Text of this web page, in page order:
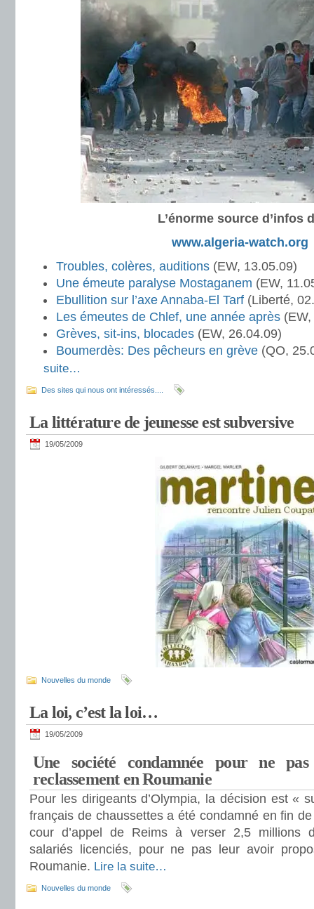
L’énorme source d’infos
www.algeria-watch.org
Troubles, colères, auditions (EW, 13.05.09)
Une émeute paralyse Mostaganem (EW,
Ebullition sur l’axe Annaba-El Tarf (Liberté,
Les émeutes de Chlef, une année après
Grèves, sit-ins, blocades (EW, 26.04.09)
Boumerdès: Des pêcheurs en grève (QO,
suite…
Des sites qui nous ont intéressés....
La littérature de jeunesse est subversive
19/05/2009
Nouvelles du monde
La loi, c’est la loi…
19/05/2009
Une société condamnée pour ne
reclassement en Roumanie
Pour les dirigeants d’Olympia, la décision est «
français de chaussettes a été condamné en fin
cour d’appel de Reims à verser 2,5 millions
salariés licenciés, pour ne pas leur avoir
Roumanie. Lire la suite…
Nouvelles du monde